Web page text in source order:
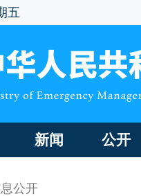
五
新闻 公开
公开